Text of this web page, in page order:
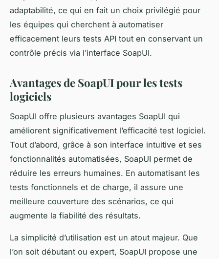
adaptabilité, ce qui en fait un choix privilégié pour
les équipes qui cherchent à automatiser
efficacement leurs tests API tout en conservant un
contrôle précis via l’interface SoapUI.
Avantages de SoapUI pour les tests
logiciels
SoapUI offre plusieurs avantages SoapUI qui
améliorent significativement l’efficacité test logiciel.
Tout d’abord, grâce à son interface intuitive et ses
fonctionnalités automatisées, SoapUI permet de
réduire les erreurs humaines. En automatisant les
tests fonctionnels et de charge, il assure une
meilleure couverture des scénarios, ce qui
augmente la fiabilité des résultats.
La simplicité d’utilisation est un atout majeur. Que
l’on soit débutant ou expert, SoapUI propose une